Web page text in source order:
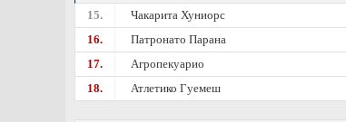
15.
Чакарита Хуниорс
16.
Патронато Парана
17.
Агропекуарио
18.
Атлетико Гуемеш